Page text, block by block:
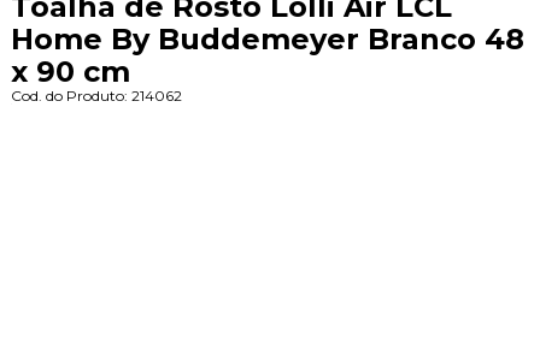
Toalha de Rosto Lolli Air LCL
Home By Buddemeyer Branco 48
x 90 cm
Cod. do Produto: 214062